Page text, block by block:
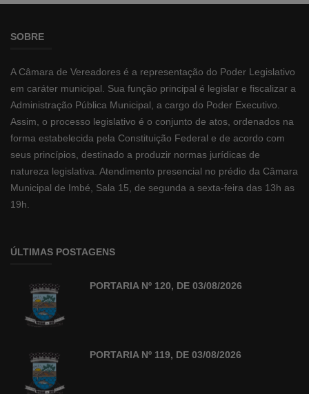
SOBRE
A Câmara de Vereadores é a representação do Poder Legislativo
em caráter municipal. Sua função principal é legislar e fiscalizar a
Administração Pública Municipal, a cargo do Poder Executivo.
Assim, o processo legislativo é o conjunto de atos, ordenados na
forma estabelecida pela Constituição Federal e de acordo com
seus princípios, destinado a produzir normas jurídicas de
natureza legislativa. Atendimento presencial no prédio da Câmara
Municipal de Imbé, Sala 15, de segunda a sexta-feira das 13h as
19h.
ÚLTIMAS POSTAGENS
PORTARIA Nº 120, DE 03/08/2026
PORTARIA Nº 119, DE 03/08/2026